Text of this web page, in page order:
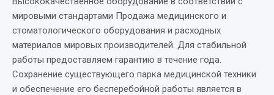
мировыми стандартами Продажа медицинского и
стоматологического оборудования и расходных
материалов мировых производителей. Для стабильной
работы предоставляем гарантию в течение года.
Сохранение существующего парка медицинской техники
и обеспечение его бесперебойной работы является в